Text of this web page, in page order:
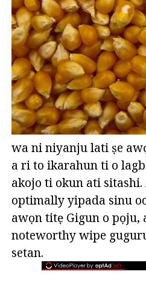
wa ni niyanju lati ṣe
a ri to ikarahun ti o
akojo ti okun ati
optimally yipada sinu
awọn titẹ Gigun o pọju,
noteworthy wipe
setan.